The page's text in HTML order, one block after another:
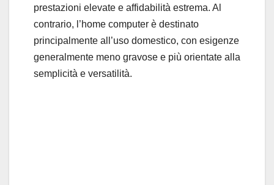
prestazioni elevate e affidabilità estrema. Al
contrario, l’home computer è destinato
principalmente all’uso domestico, con esigenze
generalmente meno gravose e più orientate alla
semplicità e versatilità.